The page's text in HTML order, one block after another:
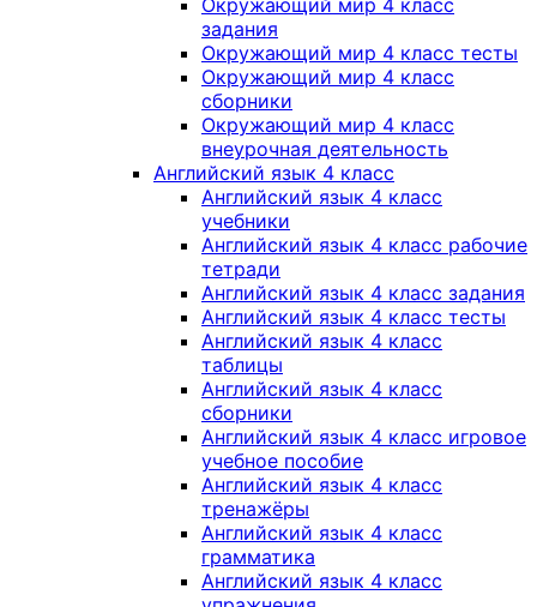
Окружающий мир 4 класс
задания
Окружающий мир 4 класс тесты
Окружающий мир 4 класс
сборники
Окружающий мир 4 класс
внеурочная деятельность
Английский язык 4 класс
Английский язык 4 класс
учебники
Английский язык 4 класс рабочие
тетради
Английский язык 4 класс задания
Английский язык 4 класс тесты
Английский язык 4 класс
таблицы
Английский язык 4 класс
сборники
Английский язык 4 класс игровое
учебное пособие
Английский язык 4 класс
тренажёры
Английский язык 4 класс
грамматика
Английский язык 4 класс